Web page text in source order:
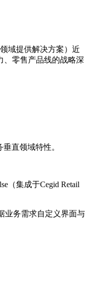
域提供解决方案）近
、零售产品线的战略深
直领域特性。
（集成于Cegid Retail
业务需求自定义界面与